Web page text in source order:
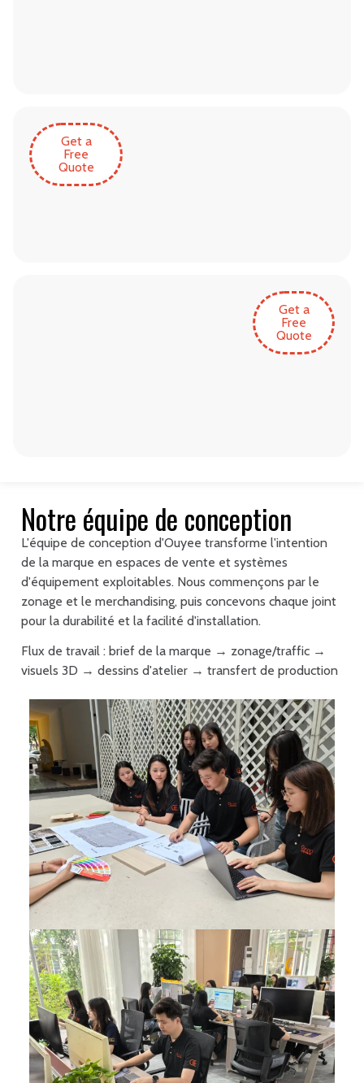
Get a
Free
Quote
Get a
Free
Quote
Notre équipe de conception
L'équipe de conception d'Ouyee transforme l'intention
de la marque en espaces de vente et systèmes
d'équipement exploitables. Nous commençons par le
zonage et le merchandising, puis concevons chaque joint
pour la durabilité et la facilité d'installation.
Flux de travail : brief de la marque → zonage/traffic →
visuels 3D → dessins d'atelier → transfert de production